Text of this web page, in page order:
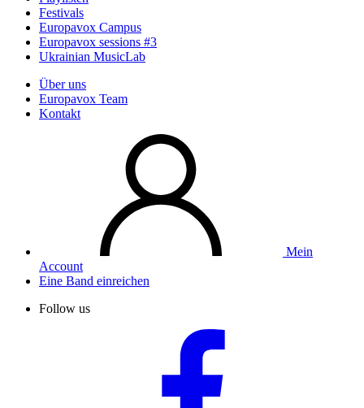
Festivals
Europavox Campus
Europavox sessions #3
Ukrainian MusicLab
Über uns
Europavox Team
Kontakt
Mein
Account
Eine Band einreichen
Follow us